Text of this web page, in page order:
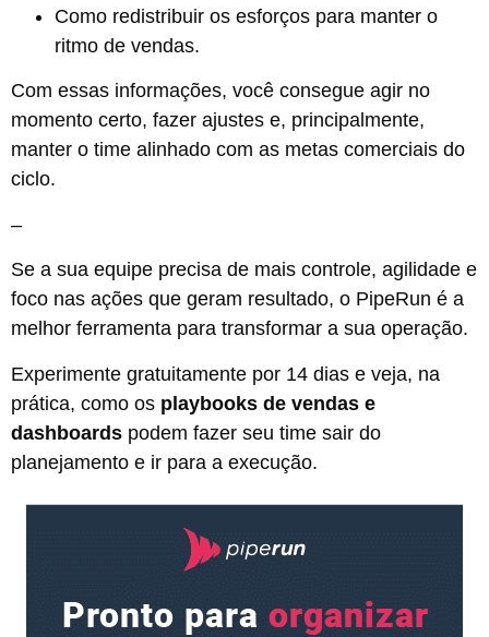
Como redistribuir os esforços para manter o
ritmo de vendas.
Com essas informações, você consegue agir no
momento certo, fazer ajustes e, principalmente,
manter o time alinhado com as metas comerciais do
ciclo.
–
Se a sua equipe precisa de mais controle, agilidade e
foco nas ações que geram resultado, o PipeRun é a
melhor ferramenta para transformar a sua operação.
Experimente gratuitamente por 14 dias e veja, na
prática, como os playbooks de vendas e
dashboards podem fazer seu time sair do
planejamento e ir para a execução.